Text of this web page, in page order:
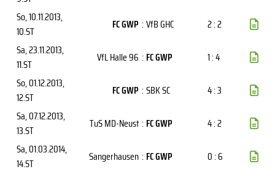
So, 10.11.2013,
10.ST
FC GWP :VfB GHC
2 : 2
Sa, 23.11.2013,
11.ST
VfL Halle 96 : FC GWP
1 : 4
So, 01.12.2013,
12.ST
FC GWP :SBK SC
4 : 3
Sa, 07.12.2013,
13.ST
TuS MD-Neust : FC GWP
4 : 2
Sa, 01.03.2014,
14.ST
Sangerhausen : FC GWP
0 : 6